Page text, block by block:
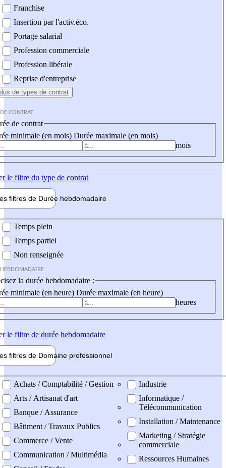
Franchise
Insertion par l'activ.éco.
Portage salarial
Profession commerciale
Profession libérale
Reprise d'entreprise
de types de contrat
CONTRAT
de contrat
minimale (en mois) Durée maximale (en mois)
mois
le filtre du type de contrat
filtres de Durée hebdomadaire
Temps plein
Temps partiel
Non renseignée
la durée hebdomadaire :
minimale (en heure) Durée maximale (en heure)
heures
le filtre de durée hebdomadaire
filtres de Domaine professionnel
professionel
Achats / Comptabilité / Gestion
Arts / Artisanat d'art
Banque / Assurance
Bâtiment / Travaux Publics
Commerce / Vente
Communication / Multimédia
Industrie
Informatique /
Télécommunication
Installation / Maintenance
Marketing / Stratégie
commerciale
Ressources Humaines